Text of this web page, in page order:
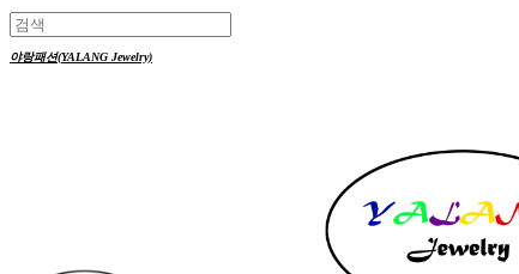
야랑패션(YALANG Jewelry)